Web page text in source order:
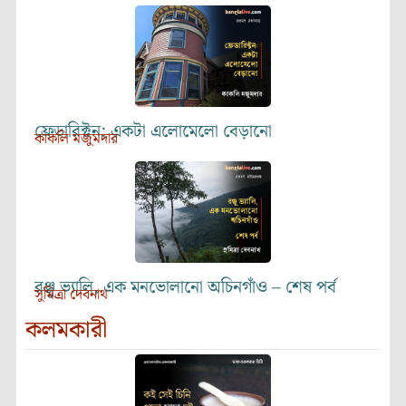
ফ্রেডারিক্টন: একটা এলোমেলো বেড়ানো
কাকলি মজুমদার
রঞ্জু ভ্যালি, এক মনভোলানো অচিনগাঁও – শেষ পর্ব
সুমিত্রা দেবনাথ
কলমকারী